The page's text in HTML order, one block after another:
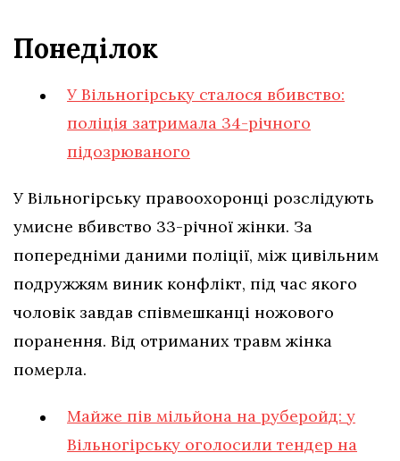
Понеділок
У Вільногірську сталося вбивство:
поліція затримала 34-річного
підозрюваного
У Вільногірську правоохоронці розслідують
умисне вбивство 33-річної жінки. За
попередніми даними поліції, між цивільним
подружжям виник конфлікт, під час якого
чоловік завдав співмешканці ножового
поранення. Від отриманих травм жінка
померла.
Майже пів мільйона на руберойд: у
Вільногірську оголосили тендер на